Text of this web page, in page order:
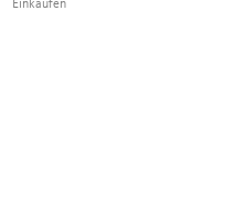
Einkaufen